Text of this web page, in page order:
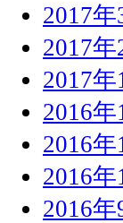
2017年
2017年
2017年
2016年
2016年
2016年
2016年